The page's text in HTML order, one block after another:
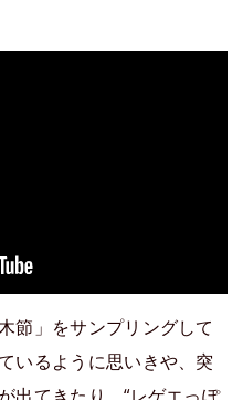
節」をサンプリングして
いるように思いきや、突